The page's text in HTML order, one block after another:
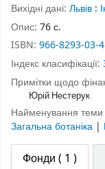
Вихідні дані: Львів :
Опис: 76 с.
ISBN: 966-8293-03-4
Індекс класифікації:
Примітки щодо
Юрій Нестерук
Найменування
Загальна ботаніка |
Фонди ( 1 )